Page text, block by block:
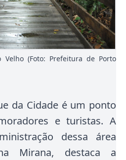
(Foto: Prefeitura de Porto
da Cidade é um ponto
e turistas. A
dessa área
Mirana, destaca a